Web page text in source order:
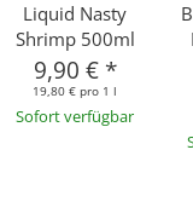
Liquid Nasty
Shrimp 500ml
9,90 € *
19,80 € pro 1 l
Sofort verfügbar